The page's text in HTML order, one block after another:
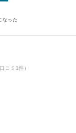
なった
コミ1件）